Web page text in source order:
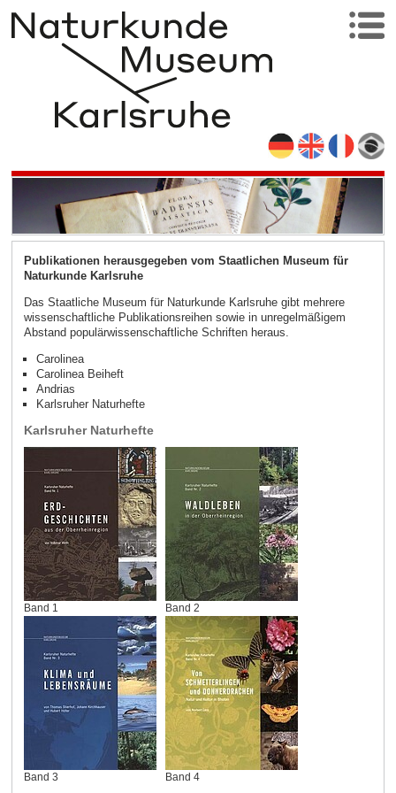
Publikationen herausgegeben vom Staatlichen Museum für
Naturkunde Karlsruhe
Das Staatliche Museum für Naturkunde Karlsruhe gibt mehrere
wissenschaftliche Publikationsreihen sowie in unregelmäßigem
Abstand populärwissenschaftliche Schriften heraus.
Carolinea
Carolinea Beiheft
Andrias
Karlsruher Naturhefte
Karlsruher Naturhefte
Band 1 Band 2
Band 3 Band 4